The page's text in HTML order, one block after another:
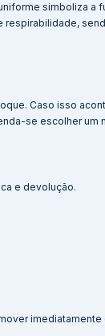
simboliza
Caso isso
se escolher
e devolução.